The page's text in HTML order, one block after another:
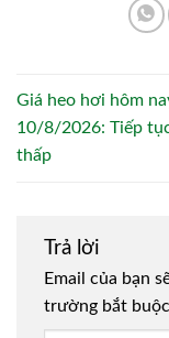
Giá heo hơi hôm
10/8/2026: Tiếp
thấp
Trả lời
Email của bạn
trường bắt